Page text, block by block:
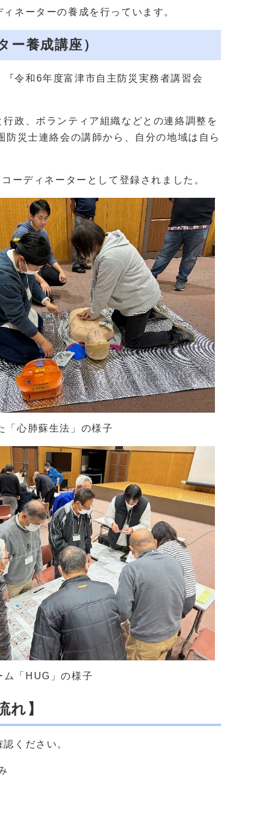
ネーターの養成を行っています。
ー養成講座）
令和6年度富津市自主防災実務者講習会
政、ボランティア組織などとの連絡調整を
災士連絡会の講師から、自分の地域は自ら
ーディネーターとして登録されました。
「心肺蘇生法」の様子
ム「HUG」の様子
れ】
ください。